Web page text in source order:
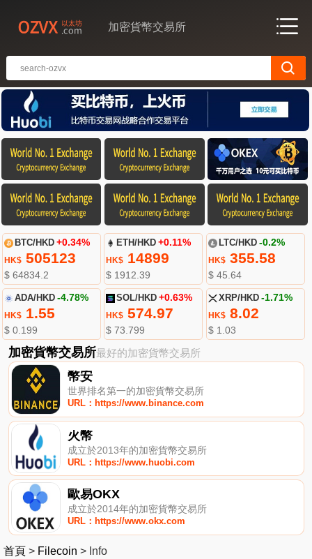
加密貨幣交易所
BTC/HKD +0.34%
HK$505123
$ 64834.2
ETH/HKD +0.11%
HK$ 14899
$ 1912.39
LTC/HKD -0.2%
HK$355.58
$ 45.64
ADA/HKD -4.78%
HK$1.55
$ 0.199
SOL/HKD +0.63%
HK$ 574.97
$ 73.799
XRP/HKD -1.71%
HK$8.02
$ 1.03
加密貨幣交易所最好的加密貨幣交易所
幣安
世界排名第一的加密貨幣交易所
URL：https://www.binance.com
火幣
成立於2013年的加密貨幣交易所
URL：https://www.huobi.com
歐易OKX
成立於2014年的加密貨幣交易所
URL：https://www.okx.com
首頁 > Filecoin > Info